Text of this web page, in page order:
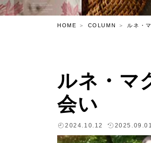
HOME COLUMN ルネ・
ルネ・マ
会い
2024.10.12 2025.09.01